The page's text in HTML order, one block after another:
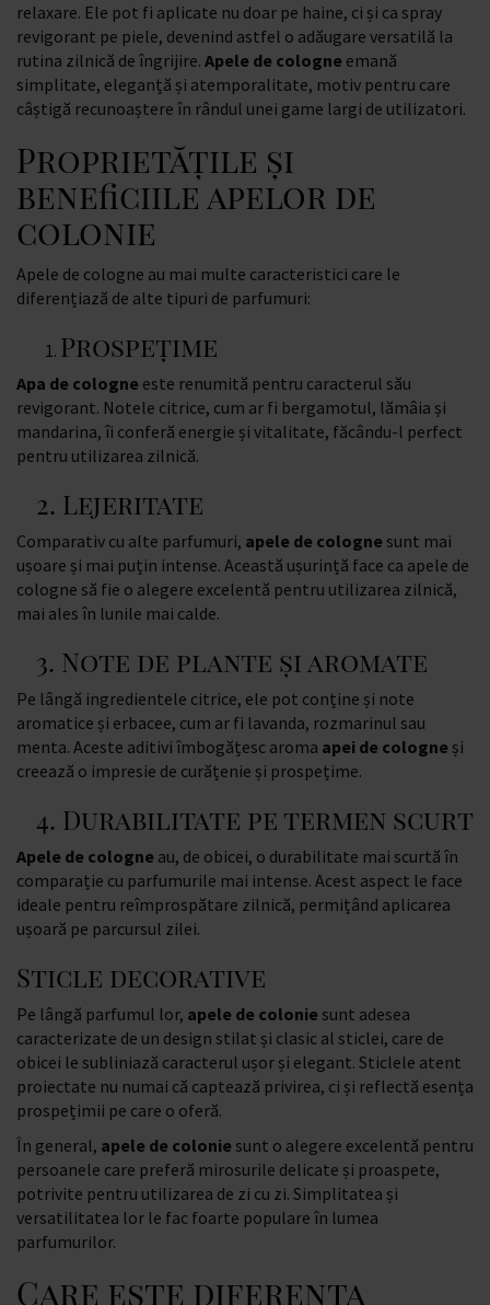
relaxare. Ele pot fi aplicate nu doar pe haine, ci și ca spray
revigorant pe piele, devenind astfel o adăugare versatilă la
rutina zilnică de îngrijire. Apele de cologne emană
simplitate, eleganță și atemporalitate, motiv pentru care
câștigă recunoaștere în rândul unei game largi de utilizatori.
Proprietățile și
beneficiile apelor de
colonie
Apele de cologne au mai multe caracteristici care le
diferențiază de alte tipuri de parfumuri:
Prospeţime
Apa de cologne este renumită pentru caracterul său
revigorant. Notele citrice, cum ar fi bergamotul, lămâia și
mandarina, îi conferă energie și vitalitate, făcându-l perfect
pentru utilizarea zilnică.
2. Lejeritate
Comparativ cu alte parfumuri, apele de cologne sunt mai
ușoare și mai puțin intense. Această ușurință face ca apele de
cologne să fie o alegere excelentă pentru utilizarea zilnică,
mai ales în lunile mai calde.
3. Note de plante și aromate
Pe lângă ingredientele citrice, ele pot conține și note
aromatice și erbacee, cum ar fi lavanda, rozmarinul sau
menta. Aceste aditivi îmbogățesc aroma apei de cologne și
creează o impresie de curățenie și prospețime.
4. Durabilitate pe termen scurt
Apele de cologne au, de obicei, o durabilitate mai scurtă în
comparație cu parfumurile mai intense. Acest aspect le face
ideale pentru reîmprospătare zilnică, permițând aplicarea
ușoară pe parcursul zilei.
Sticle decorative
Pe lângă parfumul lor, apele de colonie sunt adesea
caracterizate de un design stilat și clasic al sticlei, care de
obicei le subliniază caracterul ușor și elegant. Sticlele atent
proiectate nu numai că captează privirea, ci și reflectă esența
prospețimii pe care o oferă.
În general, apele de colonie sunt o alegere excelentă pentru
persoanele care preferă mirosurile delicate și proaspete,
potrivite pentru utilizarea de zi cu zi. Simplitatea și
versatilitatea lor le fac foarte populare în lumea
parfumurilor.
Care este diferența